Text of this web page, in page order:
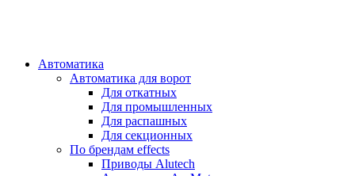
Автоматика
Автоматика для ворот
Для откатных
Для промышленных
Для распашных
Для секционных
По брендам effects
Приводы Alutech